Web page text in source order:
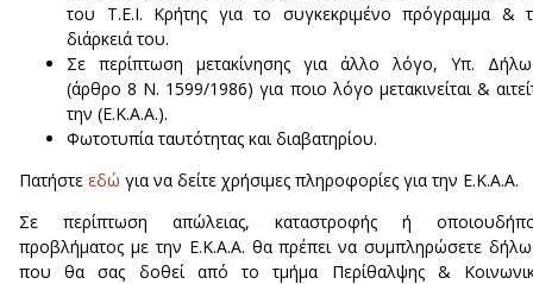
του Τ.Ε.Ι. Κρήτης για το συγκεκριμένο πρόγραμμα &
διάρκειά του.
Σε περίπτωση μετακίνησης για άλλο λόγο, Υπ.
(άρθρο 8 Ν. 1599/1986) για ποιο λόγο μετακινείται &
την (Ε.Κ.Α.Α.).
Φωτοτυπία ταυτότητας και διαβατηρίου.
Πατήστε εδώ για να δείτε χρήσιμες πληροφορίες για την Ε.Κ.Α.Α.
Σε περίπτωση απώλειας, καταστροφής ή
προβλήματος με την Ε.Κ.Α.Α. θα πρέπει να συμπληρώσετε
που θα σας δοθεί από το τμήμα Περίθαλψης &